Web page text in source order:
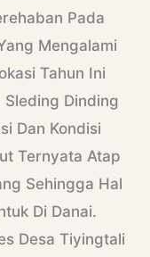
Pada
Mengalami
Tahun Ini
Sleding Dinding
Dan Kondisi
Ternyata Atap
Sehingga Hal
Di Danai.
Desa Tiyingtali